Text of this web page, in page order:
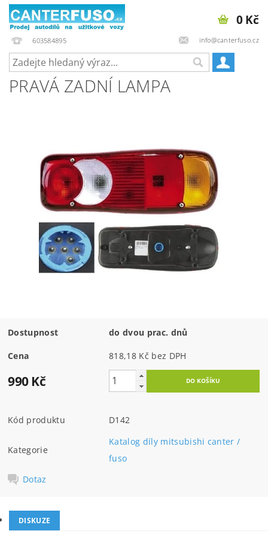
603584895 info@canterfuso.cz
0 Kč
PRAVÁ ZADNÍ LAMPA
Dostupnost do dvou prac. dnů
Cena 818,18 Kč bez DPH
990 Kč
Kód produktu D142
Kategorie
Katalog díly mitsubishi canter /
fuso
Dotaz
DISKUZE